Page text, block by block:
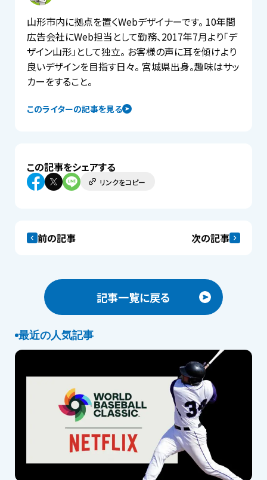
このライターの記事を見る
山形市内に拠点を置くWebデザイナーです。 10年間
広告会社にWeb担当として勤務、2017年7月より「デ
ザイン山形」として独立。 お客様の声に耳を傾けより
良いデザインを目指す日々。 宮城県出身。趣味はサッ
カーをすること。
この記事をシェアする
リンクをコピー
前の記事 次の記事
記事一覧に戻る
最近の人気記事